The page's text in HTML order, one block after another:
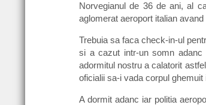
Norvegianul de 36 de ani, al
aglomerat aeroport italian
Trebuia sa faca check-in-ul
si a cazut intr-un somn
adormitul nostru a calatorit
oficialii sa-i vada corpul
A dormit adanc iar politia